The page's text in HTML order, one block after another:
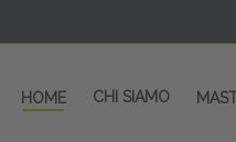
HOME CHI SIAMO